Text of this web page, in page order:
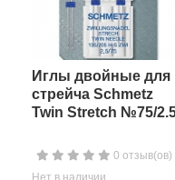
Иглы двойные для
стрейча Schmetz
Twin Stretch №75/
0 отзыв(ов)
Нет в наличии